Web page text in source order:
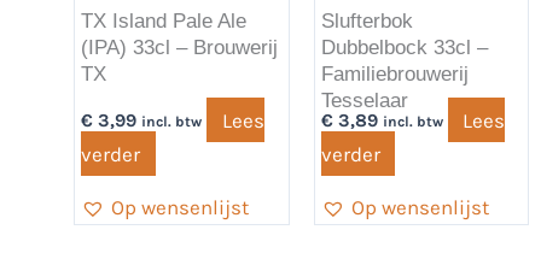
TX Island Pale Ale
(IPA) 33cl – Brouwerij
TX
€ 3,99 incl. btw
Lees
verder
Op wensenlijst
Slufterbok
Dubbelbock 33cl –
Familiebrouwerij
Tesselaar
€3,89 incl. btw
Lees
verder
Op wensenlijst